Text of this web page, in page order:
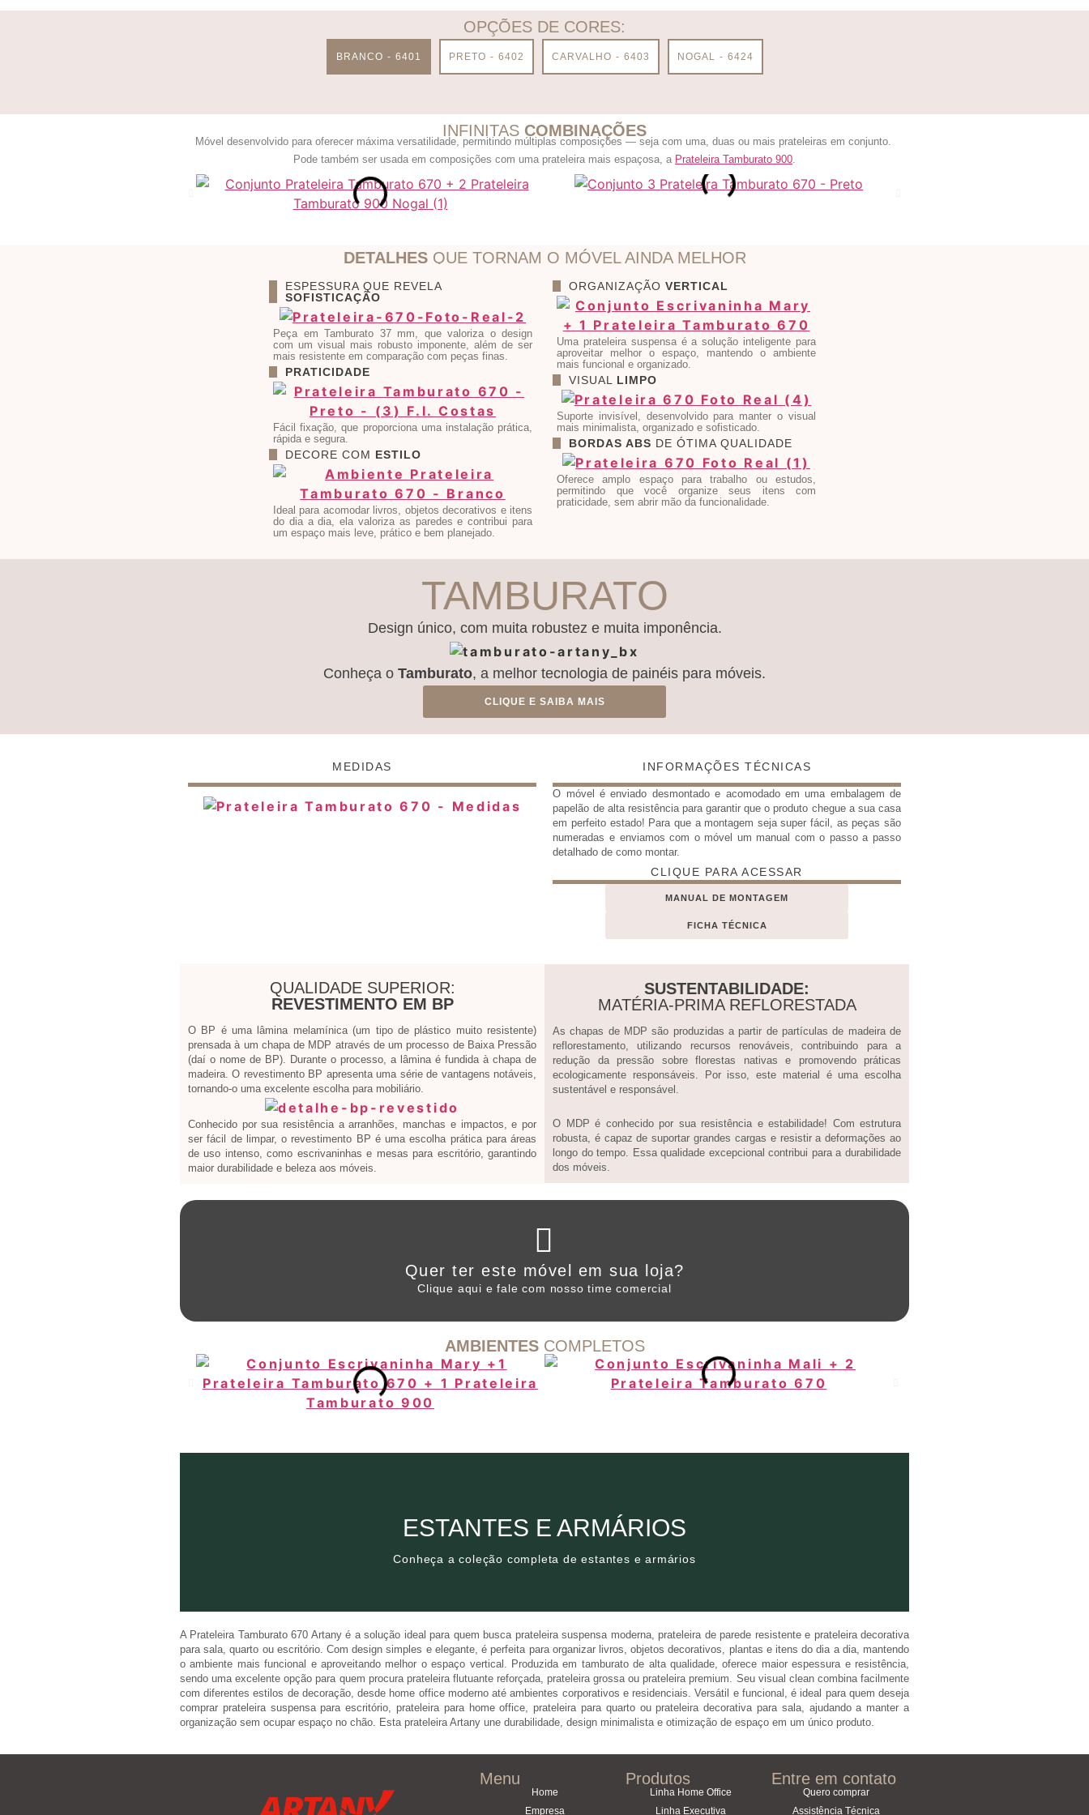
OPÇÕES DE CORES:
BRANCO - 6401 PRETO - 6402 CARVALHO - 6403 NOGAL - 6424
INFINITAS COMBINAÇÕES
Móvel desenvolvido para oferecer máxima versatilidade, permitindo múltiplas composições — seja com uma, duas ou mais prateleiras em conjunto.
Pode também ser usada em composições com uma prateleira mais espaçosa, a Prateleira Tamburato 900.
DETALHESQUE TORNAM O MÓVEL AINDA MELHOR
ESPESSURA QUE REVELA
SOFISTICAÇÃO
Peça em Tamburato 37 mm, que valoriza o design
com um visual mais robusto imponente, além de ser
mais resistente em comparação com peças finas.
PRATICIDADE
Fácil fixação, que proporciona uma instalação prática,
rápida e segura.
DECORE COM ESTILO
Ideal para acomodar livros, objetos decorativos e itens
do dia a dia, ela valoriza as paredes e contribui para
um espaço mais leve, prático e bem planejado.
ORGANIZAÇÃO VERTICAL
Uma prateleira suspensa é a solução inteligente para
aproveitar melhor o espaço, mantendo o ambiente
mais funcional e organizado.
VISUAL LIMPO
Suporte invisível, desenvolvido para manter o visual
mais minimalista, organizado e sofisticado.
BORDAS ABS DE ÓTIMA QUALIDADE
Oferece amplo espaço para trabalho ou estudos,
permitindo que você organize seus itens com
praticidade, sem abrir mão da funcionalidade.
TAMBURATO
Design único, com muita robustez e muita imponência.
Conheça o Tamburato, a melhor tecnologia de painéis para móveis.
CLIQUE E SAIBA MAIS
MEDIDAS INFORMAÇÕES TÉCNICAS
O móvel é enviado desmontado e acomodado em uma embalagem de
papelão de alta resistência para garantir que o produto chegue a sua casa
em perfeito estado! Para que a montagem seja super fácil, as peças são
numeradas e enviamos com o móvel um manual com o passo a passo
detalhado de como montar.
CLIQUE PARA ACESSAR
MANUAL DE MONTAGEM
FICHA TÉCNICA
QUALIDADE SUPERIOR:
REVESTIMENTO EM BP
O BP é uma lâmina melamínica (um tipo de plástico muito resistente)
prensada à um chapa de MDP através de um processo de Baixa Pressão
(daí o nome de BP). Durante o processo, a lâmina é fundida à chapa de
madeira. O revestimento BP apresenta uma série de vantagens notáveis,
tornando-o uma excelente escolha para mobiliário.
Conhecido por sua resistência a arranhões, manchas e impactos, e por
ser fácil de limpar, o revestimento BP é uma escolha prática para áreas
de uso intenso, como escrivaninhas e mesas para escritório, garantindo
maior durabilidade e beleza aos móveis.
SUSTENTABILIDADE:
MATÉRIA-PRIMA REFLORESTADA
As chapas de MDP são produzidas a partir de partículas de madeira de
reflorestamento, utilizando recursos renováveis, contribuindo para a
redução da pressão sobre florestas nativas e promovendo práticas
ecologicamente responsáveis. Por isso, este material é uma escolha
sustentável e responsável.
O MDP é conhecido por sua resistência e estabilidade! Com estrutura
robusta, é capaz de suportar grandes cargas e resistir a deformações ao
longo do tempo. Essa qualidade excepcional contribui para a durabilidade
dos móveis.
Quer ter este móvel em sua loja?
Clique aqui e fale com nosso time comercial
WHATSAPP ARTANY
Clique aqui
AMBIENTESCOMPLETOS
ESTANTES E ARMÁRIOS
Conheça a coleção completa de estantes e armários
ESTANTES E ARMÁRIOS
Conheça a coleção completa de estantes e armários
A Prateleira Tamburato 670 Artany é a solução ideal para quem busca prateleira suspensa moderna, prateleira de parede resistente e prateleira decorativa
para sala, quarto ou escritório. Com design simples e elegante, é perfeita para organizar livros, objetos decorativos, plantas e itens do dia a dia, mantendo
o ambiente mais funcional e aproveitando melhor o espaço vertical. Produzida em tamburato de alta qualidade, oferece maior espessura e resistência,
sendo uma excelente opção para quem procura prateleira flutuante reforçada, prateleira grossa ou prateleira premium. Seu visual clean combina facilmente
com diferentes estilos de decoração, desde home office moderno até ambientes corporativos e residenciais. Versátil e funcional, é ideal para quem deseja
comprar prateleira suspensa para escritório, prateleira para home office, prateleira para quarto ou prateleira decorativa para sala, ajudando a manter a
organização sem ocupar espaço no chão. Esta prateleira Artany une durabilidade, design minimalista e otimização de espaço em um único produto.
Menu
Home
Empresa
Produtos
Linha Home Office
Linha Executiva
Entre em contato
Quero comprar
Assistência Técnica